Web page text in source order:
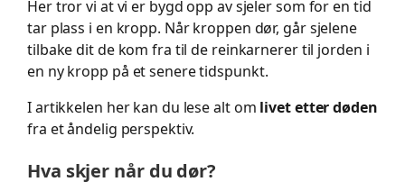
Her tror vi at vi er bygd opp av sjeler som for en tid
tar plass i en kropp. Når kroppen dør, går sjelene
tilbake dit de kom fra til de reinkarnerer til jorden i
en ny kropp på et senere tidspunkt.
I artikkelen her kan du lese alt om livet etter døden
fra et åndelig perspektiv.
Hva skjer når du dør?